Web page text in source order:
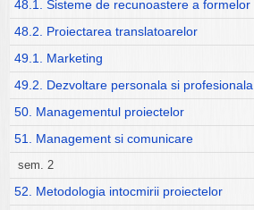
48.1. Sisteme de recunoastere a formelor
48.2. Proiectarea translatoarelor
49.1. Marketing
49.2. Dezvoltare personala si profesionala
50. Managementul proiectelor
51. Management si comunicare
sem. 2
52. Metodologia intocmirii proiectelor